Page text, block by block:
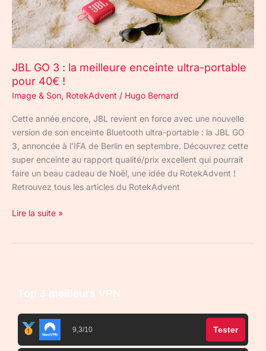
JBL GO 3 : la meilleure enceinte ultra-portable
pour 40€ !
Image & Son, RotekAdvent / Hugo Bernard
Cette année encore, JBL revient en force avec une nouvelle
version de son enceinte Bluetooth ultra-portable : la JBL GO
3, annoncée à l’IFA de Berlin en septembre. Découvrez cette
super enceinte au rapport qualité/prix excellent qui pourrait
faire un beau cadeau de Noël, une idée du RotekAdvent !
Retrouvez tous les articles du RotekAdvent
ultra-
portable
pour
!
Lire la suite »
Top 3 meilleurs VPN
9,3/10 Tester